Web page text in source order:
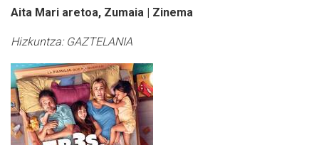
Aita Mari aretoa, Zumaia | Zinema
Hizkuntza: GAZTELANIA